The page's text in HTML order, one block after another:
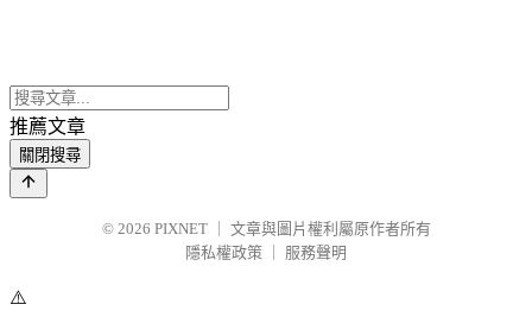
推薦文章
關閉搜尋
© 2026 PIXNET
文章與圖片權利屬原作者所有
隱私權政策
服務聲明
⚠️